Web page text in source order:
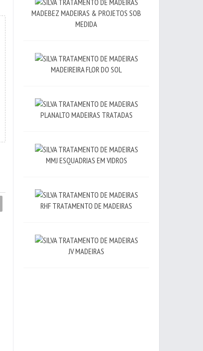
MADEBEZ MADEIRAS & PROJETOS SOB
MEDIDA
MADEIREIRA FLOR DO SOL
PLANALTO MADEIRAS TRATADAS
MMJ ESQUADRIAS EM VIDROS
RHF TRATAMENTO DE MADEIRAS
JV MADEIRAS